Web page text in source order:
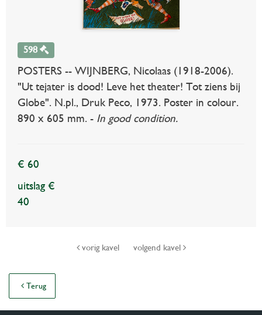
598
POSTERS -- WIJNBERG, Nicolaas (1918-2006).
"Ut tejater is dood! Leve het theater! Tot ziens bij
Globe". N.pl., Druk Peco, 1973. Poster in colour.
890 x 605 mm. - In good condition.
€ 60
uitslag €
40
vorig kavel volgend kavel
Terug